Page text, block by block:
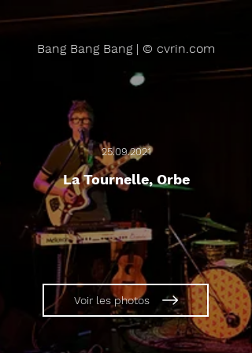
Bang Bang Bang | © cvrin.com
La Tournelle, Orbe
25.09.2021
Voir les photos